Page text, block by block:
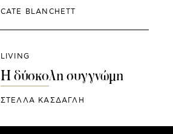
CATE BLANCHETT
LIVING
Η δύσκολη συγγνώμη
ΣΤΕΛΛΑ ΚΑΣΔΑΓΛΗ